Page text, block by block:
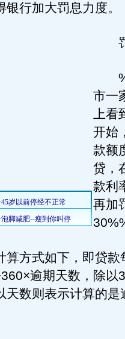
行加大罚息力度。
罚
市一
上看
开始
款额
贷，
款利
再加
方式如下，即贷款
逾期天数，除以
天数则表示计算的是